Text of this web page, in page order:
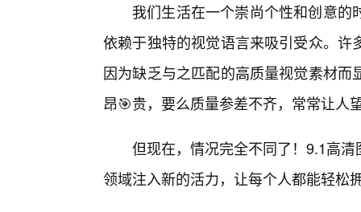
我们生活在一个崇尚个性和创意
依赖于独特的视觉语言来吸引受众。
因为缺乏与之匹配的高质量视觉素材
昂🎯贵，要么质量参差不齐，常常让人
但现在，情况完全不同了！9.1高
领域注入新的活力，让每个人都能轻松